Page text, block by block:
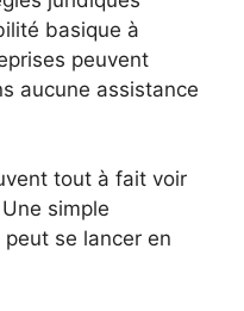
basique à
peuvent
aucune assistance
tout à fait voir
simple
se lancer en